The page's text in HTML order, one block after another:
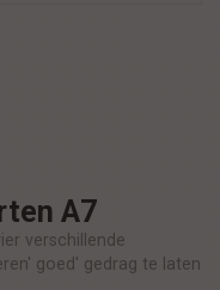
A7
verschillende
goed' gedrag te laten